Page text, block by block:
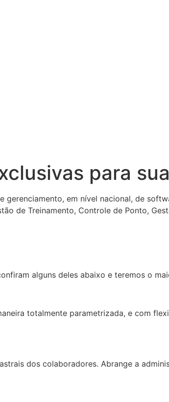
para
gerenciamento, em nível nacional, de
de Treinamento, Controle de Ponto,
alguns deles abaixo e teremos o
totalmente parametrizada, e com
dos colaboradores. Abrange a